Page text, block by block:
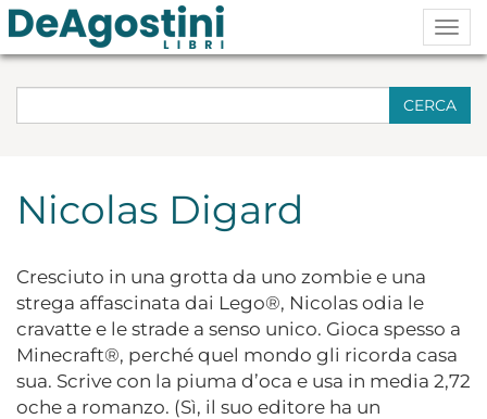
CERCA
Nicolas Digard
Cresciuto in una grotta da uno zombie e una
strega affascinata dai Lego®, Nicolas odia le
cravatte e le strade a senso unico. Gioca spesso a
Minecraft®, perché quel mondo gli ricorda casa
sua. Scrive con la piuma d’oca e usa in media 2,72
oche a romanzo. (Sì, il suo editore ha un